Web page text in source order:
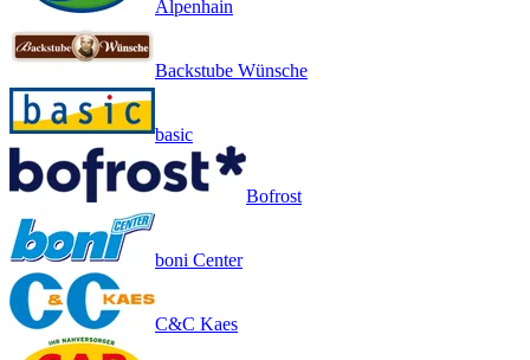
Alpenhain
Backstube Wünsche
basic
Bofrost
boni Center
C&C Kaes